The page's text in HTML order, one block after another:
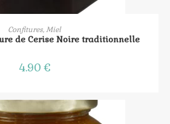
AU PANIER
Confitures, Miel
de Cerise Noire traditionnelle
4.90€